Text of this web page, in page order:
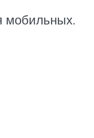
мобильных.